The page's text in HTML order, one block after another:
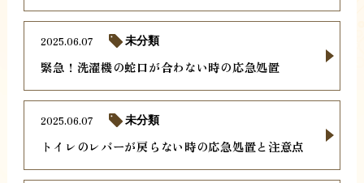
緊急！洗濯機の蛇口が合わない時の応急処置
2025.06.07 未分類
トイレのレバーが戻らない時の応急処置と注意点
2025.06.07 未分類